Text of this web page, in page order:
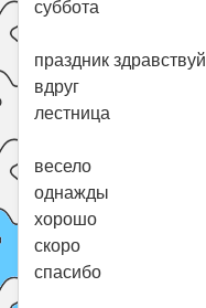
суббота
праздник здравствуй
вдруг
лестница
весело
однажды
хорошо
скоро
спасибо